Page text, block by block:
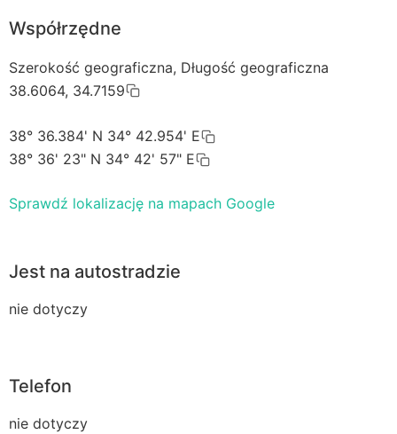
Współrzędne
Szerokość geograficzna, Długość geograficzna
38.6064, 34.7159
38° 36.384' N 34° 42.954' E
38° 36' 23" N 34° 42' 57" E
Sprawdź lokalizację na mapach Google
Jest na autostradzie
nie dotyczy
Telefon
nie dotyczy